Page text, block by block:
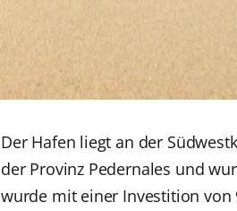
Der Hafen liegt an der
der Provinz Pedernales und
wurde mit einer Investition